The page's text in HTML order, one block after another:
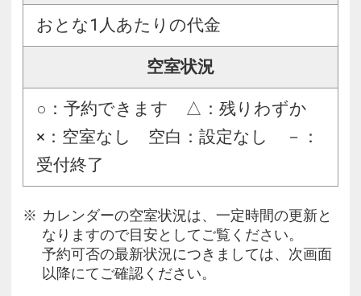
おとな1人あたりの代金
空室状況
○：予約できます △：残りわずか
×：空室なし 空白：設定なし －：
受付終了
カレンダーの空室状況は、一定時間の更新と
なりますので目安としてご覧ください。
予約可否の最新状況につきましては、次画面
以降にてご確認ください。